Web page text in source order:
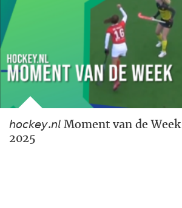
𝘩𝘰𝘤𝘬𝘦𝘺.𝘯𝘭 Moment van de
2025